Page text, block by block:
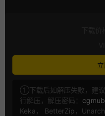
①下载后如解压失败，建
行解压，解压密码：
Keka ， BetterZip ，